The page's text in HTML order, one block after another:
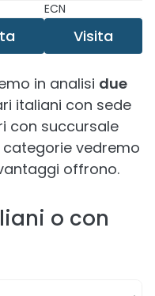
ECN
Visita
in analisi due
italiani con sede
con succursale
categorie vedremo
offrono.
o con